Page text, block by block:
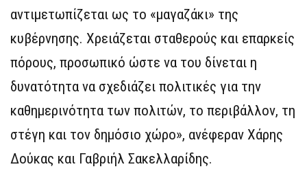
αντιμετωπίζεται ως το «μαγαζάκι» της
κυβέρνησης. Χρειάζεται σταθερούς και επαρκείς
πόρους, προσωπικό ώστε να του δίνεται η
δυνατότητα να σχεδιάζει πολιτικές για την
καθημερινότητα των πολιτών, το περιβάλλον, τη
στέγη και τον δημόσιο χώρο», ανέφεραν Χάρης
Δούκας και Γαβριήλ Σακελλαρίδης.